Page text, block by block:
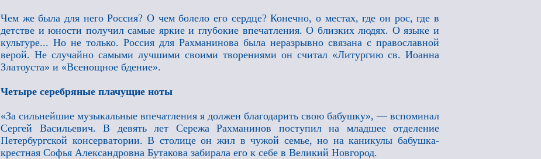
Чем же была для него Россия? О чем болело его сердце? Конечно, о местах, где он рос, где в
детстве и юности получил самые яркие и глубокие впечатления. О близких людях. О языке и
культуре... Но не только. Россия для Рахманинова была неразрывно связана с православной
верой. Не случайно самыми лучшими своими творениями он считал «Литургию св. Иоанна
Златоуста» и «Всенощное бдение».
Четыре серебряные плачущие ноты
«За сильнейшие музыкальные впечатления я должен благодарить свою бабушку», — вспоминал
Сергей Васильевич. В девять лет Сережа Рахманинов поступил на младшее отделение
Петербургской консерватории. В столице он жил в чужой семье, но на каникулы бабушка-
крестная Софья Александровна Бутакова забирала его к себе в Великий Новгород.